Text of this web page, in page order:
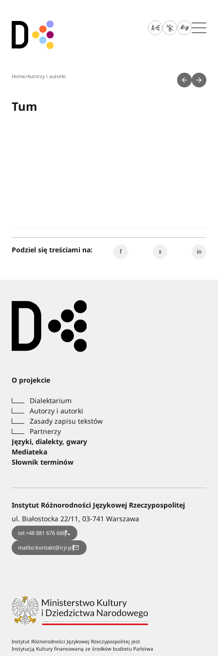
Home/Autorzy i autorki
Tum
Podziel się treściami na: f x in
O projekcie
Dialektarium
Autorzy i autorki
Zasady zapisu tekstów
Partnerzy
Języki, dialekty, gwary
Mediateka
Słownik terminów
Instytut Różnorodności Językowej Rzeczypospolitej
ul. Białostocka 22/11, 03-741 Warszawa
tel:+48 881 676 666
mailto:kontakt@irjr.pl
Instytut Różnorodności Językowej Rzeczypospolitej jest
Instytucją Kultury finansowaną ze środków budżetu Państwa